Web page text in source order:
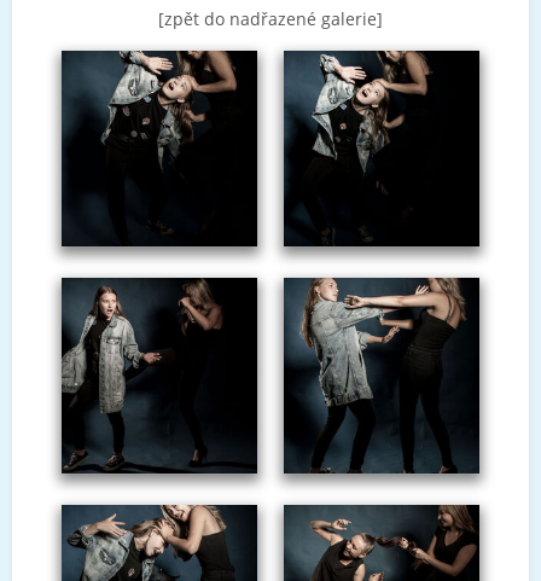
[zpět do nadřazené galerie]